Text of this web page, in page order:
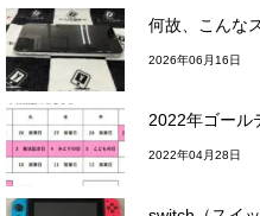
何故、こんな
2026年06月16日
2022年ゴール
2022年04月28日